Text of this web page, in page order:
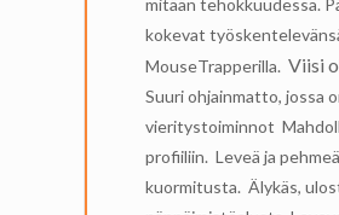
mitään tehokkuudessa.
kokevat
MouseTrapperilla. 
Suuri ohjainmatto, jossa
vieritystoiminnot 
profiiliin.  Leveä ja
kuormitusta.  Älykäs,